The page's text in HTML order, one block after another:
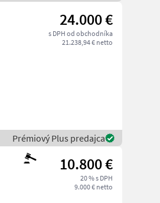
24.000 €
s DPH od obchodníka
21.238,94 € netto
Prémiový Plus predajca
10.800 €
20 % s DPH
9.000 € netto